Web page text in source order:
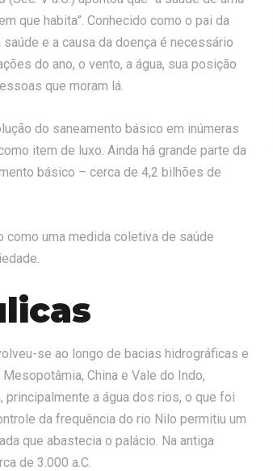
que habita”. Conhecido como o pai da
e a causa da doença é necessário
do ano, o vento, a água, sua posição
que moram lá.
do saneamento básico em inúmeras
item de luxo. Ainda há grande parte da
básico – cerca de 4,2 bilhões de
como uma medida coletiva de saúde
se ao longo de bacias hidrográficas e
China e Vale do Indo,
a água dos rios, o que foi
da frequência do rio Nilo permitiu um
que abastecia o palácio. Na antiga
de 3.000 a.C.